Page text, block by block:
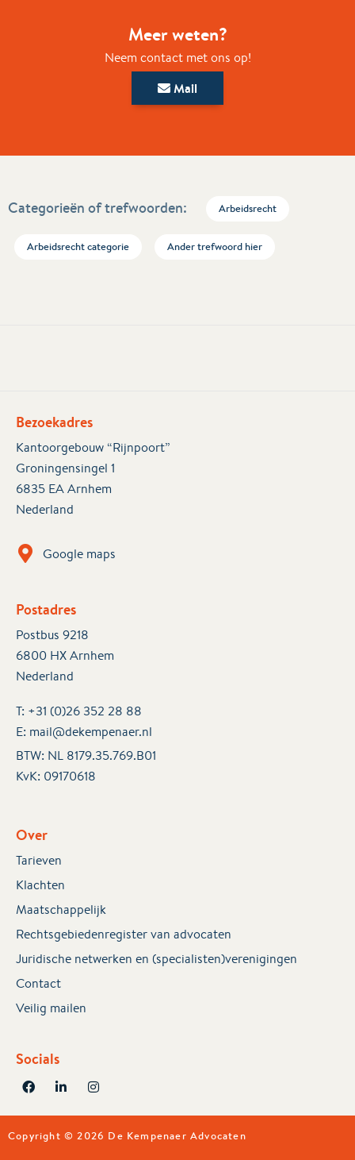
Meer weten?
Neem contact met ons op!
Mail
Categorieën of trefwoorden: Arbeidsrecht
Arbeidsrecht categorie Ander trefwoord hier
Bezoekadres
Kantoorgebouw “Rijnpoort”
Groningensingel 1
6835 EA Arnhem
Nederland
Google maps
Postadres
Postbus 9218
6800 HX Arnhem
Nederland
T: +31 (0)26 352 28 88
E: mail@dekempenaer.nl
BTW: NL 8179.35.769.B01
KvK: 09170618
Over
Tarieven
Klachten
Maatschappelijk
Rechtsgebiedenregister van advocaten
Juridische netwerken en (specialisten)verenigingen
Contact
Veilig mailen
Socials
Copyright © 2026 De Kempenaer Advocaten